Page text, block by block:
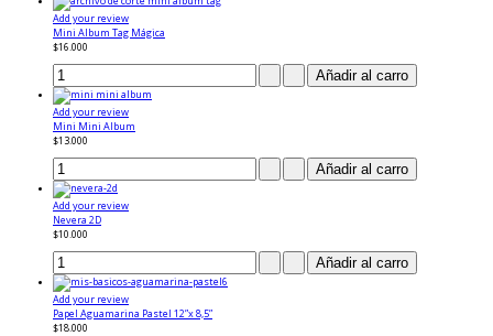
Add your review
Mini Album Tag Mágica
$16.000
Add your review
Mini Mini Album
$13.000
Add your review
Nevera 2D
$10.000
Add your review
Papel Aguamarina Pastel 12”x 8,5”
$18.000